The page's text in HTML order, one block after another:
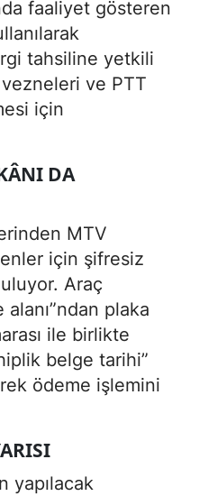
faaliyet gösteren
tahsiline yetkili
ve PTT
için
DA
MTV
için şifresiz
Araç
plaka
ile birlikte
belge tarihi”
ödeme işlemini
yapılacak